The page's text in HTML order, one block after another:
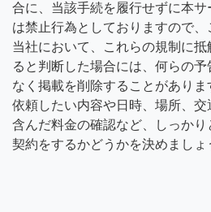
合に、当該手続を履行せずに本サ
は禁止行為としておりますので、
当社において、これらの規制に
ると判断した場合には、何らの
なく掲載を削除することがあり
依頼したい内容や日時、場所、
含んだ料金の確認など、しっか
契約をするかどうかを決めましょ